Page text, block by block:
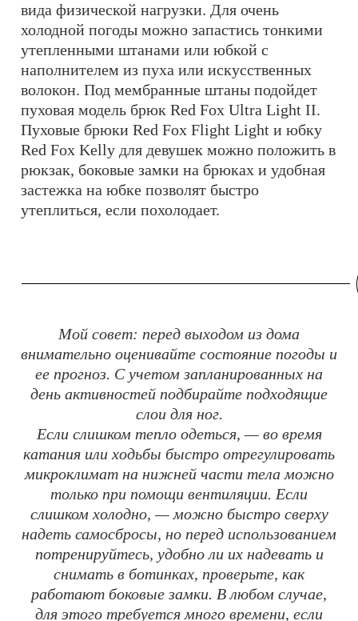
вида физической нагрузки. Для очень
холодной погоды можно запастись тонкими
утепленными штанами или юбкой с
наполнителем из пуха или искусственных
волокон. Под мембранные штаны подойдет
пуховая модель брюк Red Fox Ultra Light II.
Пуховые брюки Red Fox Flight Light и юбку
Red Fox Kelly для девушек можно положить в
рюкзак, боковые замки на брюках и удобная
застежка на юбке позволят быстро
утеплиться, если похолодает.
Мой совет: перед выходом из дома
внимательно оценивайте состояние погоды и
ее прогноз. С учетом запланированных на
день активностей подбирайте подходящие
слои для ног.
Если слишком тепло одеться, — во время
катания или ходьбы быстро отрегулировать
микроклимат на нижней части тела можно
только при помощи вентиляции. Если
слишком холодно, — можно быстро сверху
надеть самосбросы, но перед использованием
потренируйтесь, удобно ли их надевать и
снимать в ботинках, проверьте, как
работают боковые замки. В любом случае,
для этого требуется много времени, если